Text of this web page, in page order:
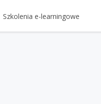
Szkolenia e-learningowe